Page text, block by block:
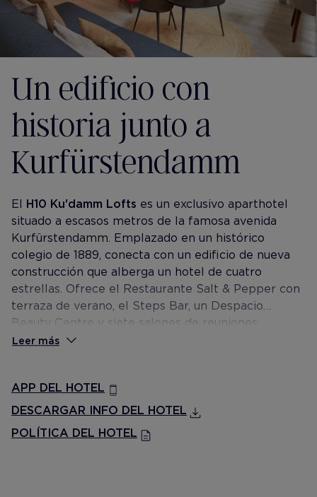
Un edificio con
historia junto a
Kurfürstendamm
El H10 Ku'damm Lofts es un exclusivo aparthotel
situado a escasos metros de la famosa avenida
Kurfürstendamm. Emplazado en un histórico
colegio de 1889, conecta con un edificio de nueva
construcción que alberga un hotel de cuatro
estrellas. Ofrece el Restaurante Salt & Pepper con
terraza de verano, el Steps Bar, un Despacio
Beauty Centre y siete salones de reuniones.
Leer más
APP DEL HOTEL
DESCARGAR INFO DEL HOTEL
POLÍTICA DEL HOTEL